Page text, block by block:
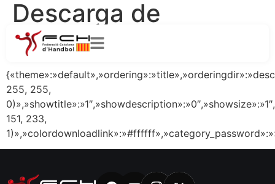
Descarga de
archivos WP:
255, 255,
151, 233,